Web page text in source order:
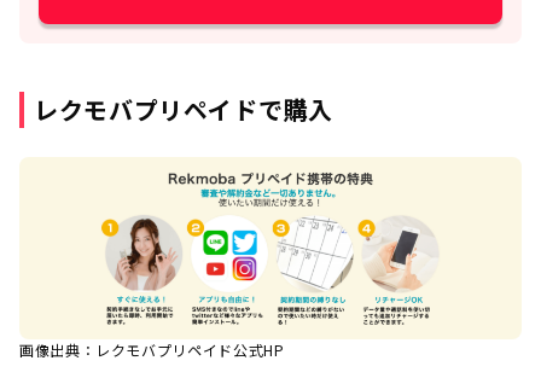
レクモバプリペイドで購入
画像出典：レクモバプリペイド公式HP